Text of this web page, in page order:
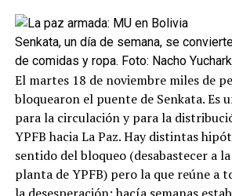
Senkata, un día de semana, se
de comidas y ropa. Foto: Nacho Yuchark
El martes 18 de noviembre miles de
bloquearon el puente de Senkata. Es
para la circulación y para la
YPFB hacia La Paz. Hay distintas
sentido del bloqueo (desabastecer a
planta de YPFB) pero la que reúne a